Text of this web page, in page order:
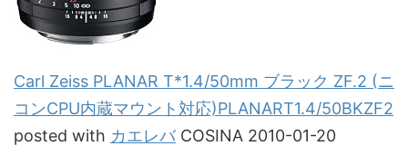
Carl Zeiss PLANAR T*1.4/50mm ブラック ZF.2 (ニ
コンCPU内蔵マウント対応)PLANART1.4/50BKZF2
posted with カエレバCOSINA 2010-01-20